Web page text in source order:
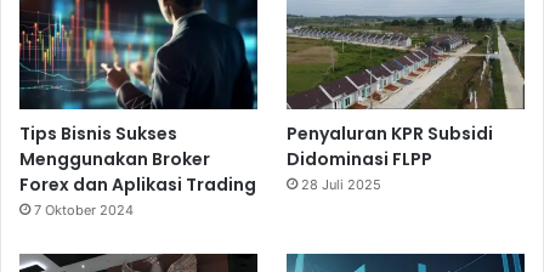
Tips Bisnis Sukses
Menggunakan Broker
Forex dan Aplikasi Trading
7 Oktober 2024
Penyaluran KPR Subsidi
Didominasi FLPP
28 Juli 2025